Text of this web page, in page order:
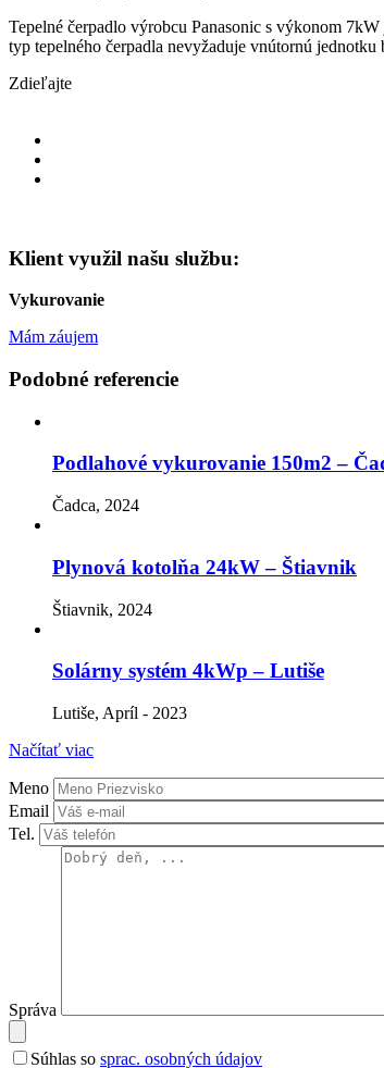
Tepelné čerpadlo výrobcu Panasonic s výkonom
typ tepelného čerpadla nevyžaduje vnútornú
Zdieľajte
Klient využil našu službu:
Vykurovanie
Mám záujem
Podobné referencie
Podlahové vykurovanie 150m2 –
Čadca, 2024
Plynová kotolňa 24kW – Štiavnik
Štiavnik, 2024
Solárny systém 4kWp – Lutiše
Lutiše, Apríl - 2023
Načítať viac
Meno
Email
Tel.
Správa
Súhlas so sprac. osobných údajov